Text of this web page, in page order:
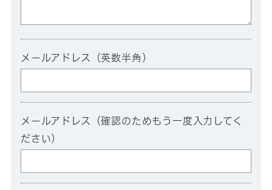
メールアドレス（英数半角）
メールアドレス（確認のためもう一度入力してく
ださい）